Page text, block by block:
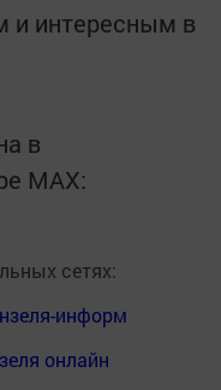
интересным в
в
MАХ:
сетях:
информ
онлайн